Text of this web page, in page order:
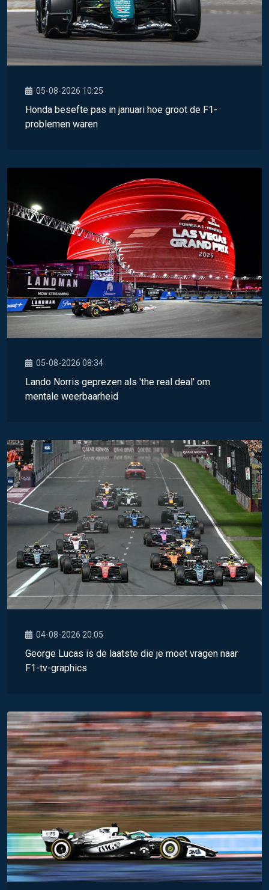
05-08-2026 10:25
Honda besefte pas in januari hoe groot de F1-
problemen waren
05-08-2026 08:34
Lando Norris geprezen als 'the real deal' om
mentale weerbaarheid
04-08-2026 20:05
George Lucas is de laatste die je moet vragen naar
F1-tv-graphics